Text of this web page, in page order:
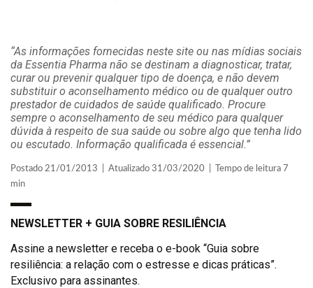
“As informações fornecidas neste site ou nas mídias sociais
da Essentia Pharma não se destinam a diagnosticar, tratar,
curar ou prevenir qualquer tipo de doença, e não devem
substituir o aconselhamento médico ou de qualquer outro
prestador de cuidados de saúde qualificado. Procure
sempre o aconselhamento de seu médico para qualquer
dúvida à respeito de sua saúde ou sobre algo que tenha lido
ou escutado. Informação qualificada é essencial.”
Postado 21/01/2013 | Atualizado 31/03/2020 | Tempo de leitura 7
min
NEWSLETTER + GUIA SOBRE RESILIÊNCIA
Assine a newsletter e receba o e-book “Guia sobre
resiliência: a relação com o estresse e dicas práticas”.
Exclusivo para assinantes.